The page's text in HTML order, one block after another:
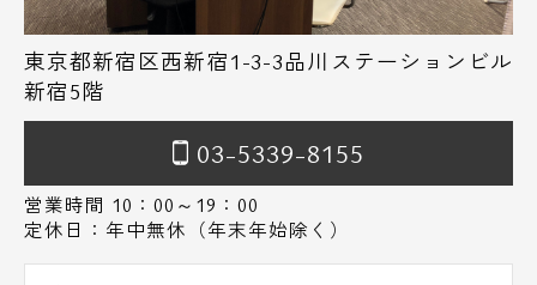
東京都新宿区西新宿1-3-3品川ステーションビル
新宿5階
03-5339-8155
営業時間 10：00～19：00
定休日：年中無休（年末年始除く）